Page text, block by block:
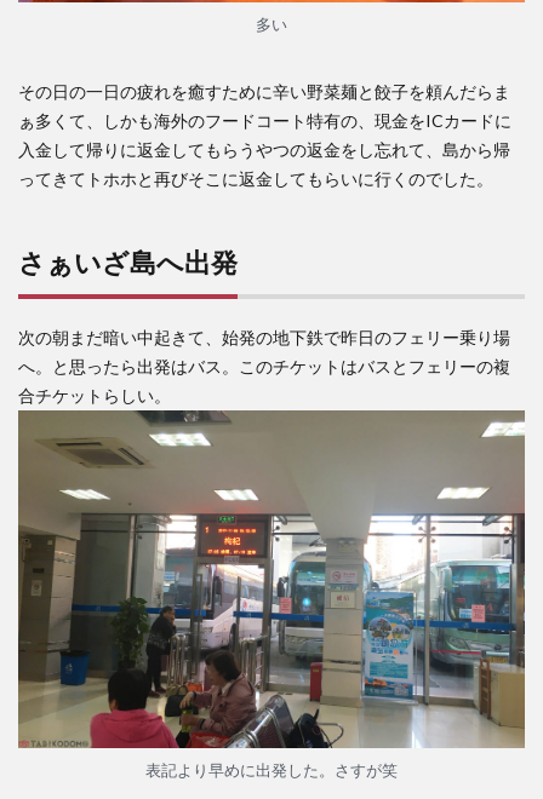
多い
その日の一日の疲れを癒すために辛い野菜麺と餃子を頼んだらま
ぁ多くて、しかも海外のフードコート特有の、現金をICカードに
入金して帰りに返金してもらうやつの返金をし忘れて、島から帰
ってきてトホホと再びそこに返金してもらいに行くのでした。
さぁいざ島へ出発
次の朝まだ暗い中起きて、始発の地下鉄で昨日のフェリー乗り場
へ。と思ったら出発はバス。このチケットはバスとフェリーの複
合チケットらしい。
表記より早めに出発した。さすが笑